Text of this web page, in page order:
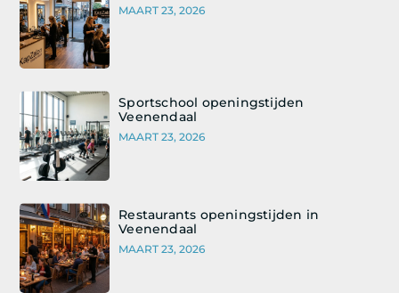
MAART 23, 2026
Sportschool openingstijden
Veenendaal
MAART 23, 2026
Restaurants openingstijden in
Veenendaal
MAART 23, 2026